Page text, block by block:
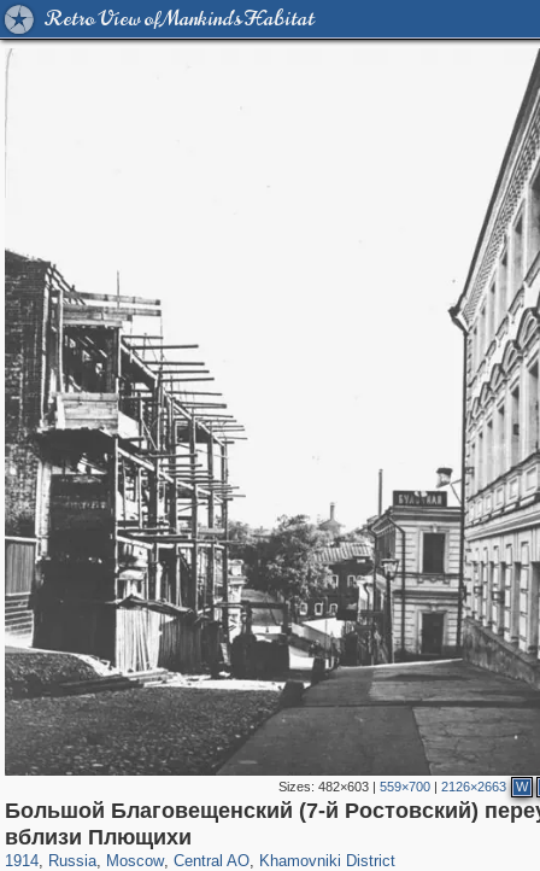
Retro View of Mankind's Habitat
Sizes:482×603 |559×700 |2126×2663 W
Большой Благовещенский (7-й Ростовский)
вблизи Плющихи
1914, Russia
1,406,255 29,243
, Moscow
319,780 8,286
, Central AO
159,978
, Khamovniki District